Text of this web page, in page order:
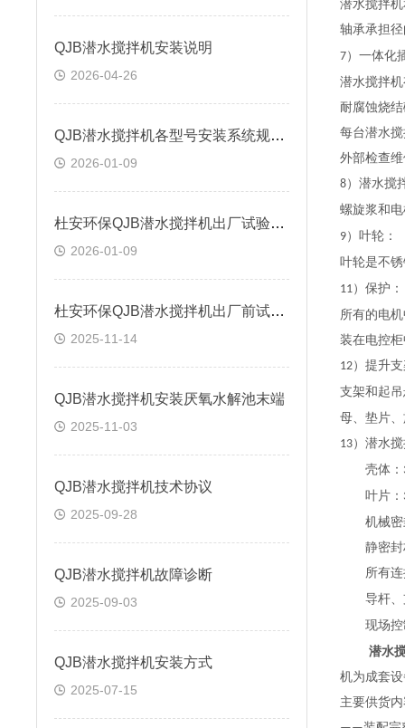
QJB潜水搅拌机安装说明
2026-04-26
QJB潜水搅拌机各型号安装系统规格尺寸
2026-01-09
杜安环保QJB潜水搅拌机出厂试验内容
2026-01-09
杜安环保QJB潜水搅拌机出厂前试验说明
2025-11-14
QJB潜水搅拌机安装厌氧水解池末端
2025-11-03
QJB潜水搅拌机技术协议
2025-09-28
QJB潜水搅拌机故障诊断
2025-09-03
QJB潜水搅拌机安装方式
2025-07-15
潜水搅拌
轴承承担
7）一体化
潜水搅拌
耐腐蚀烧
每台潜水
外部检查
8） 潜水搅
螺旋浆和
9） 叶轮：
叶轮是不
11）保护 ：
所有的电
装在电控
12）提升
支架和起
母、垫片
13） 潜水
壳体：
叶片：
机械
静密
所有
导杆
现场
潜水
机为成套
主要供货